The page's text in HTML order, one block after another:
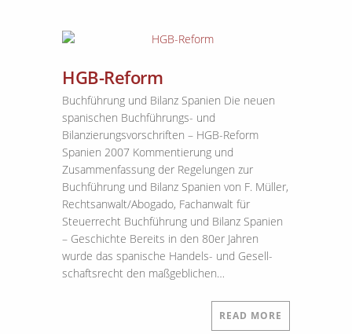
HGB-Reform
Buchführung und Bilanz Spanien Die neuen
spanischen Buchführungs- und
Bilanzierungsvorschriften – HGB-Reform
Spanien 2007 Kommentierung und
Zusammenfassung der Regelungen zur
Buchführung und Bilanz Spanien von F. Müller,
Rechtsanwalt/Abogado, Fachanwalt für
Steuerrecht Buchführung und Bilanz Spanien
– Geschichte Bereits in den 80er Jahren
wurde das spanische Handels- und Gesell­
schaftsrecht den maßgeblichen…
READ MORE